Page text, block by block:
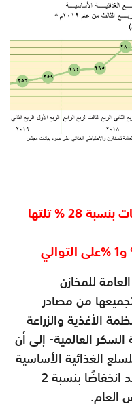
سجلت أسعارالشعير أبرز الانخفاضات بنسبة 28 % تلتها
للمخازن
من مصادر
الأغذية والزراعة
العالمية- إلى أن
الغذائية الأساسية
خلال الربع الثالث لعام 2019م شهد انخفاضًا بنسبة 2
العام.